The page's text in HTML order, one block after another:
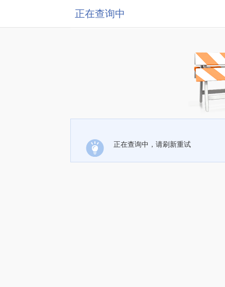
正在查询中
正在查询中，请刷新重试